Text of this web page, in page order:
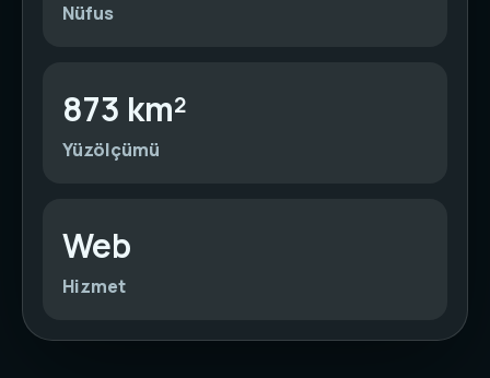
Nüfus
873 km²
Yüzölçümü
Web
Hizmet